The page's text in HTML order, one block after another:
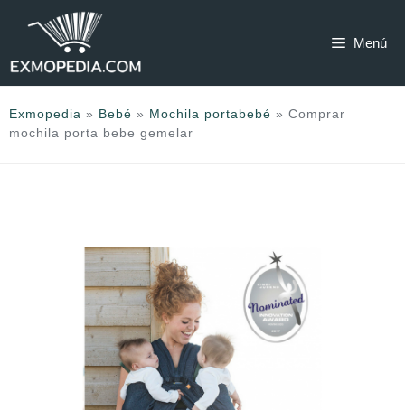
Menú
Exmopedia » Bebé » Mochila portabebé » Comprar
mochila porta bebe gemelar